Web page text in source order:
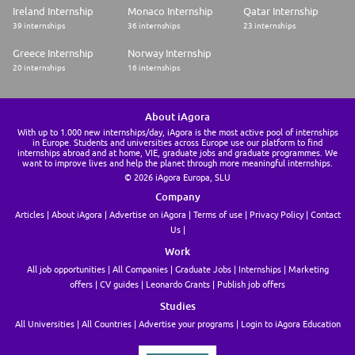
avantages d'un grand groupe. Chez SG, notre succès repose sur l'esprit
d'équipe, la diversité et la complémentarité de nos métiers. Engagés aux
côtés de nos clients et conscients de notre rôle à jouer, nous les
Rejoindre SG, c'est intégrer une équipe de talents, engagés pour leurs
Ireland Internship
39 internships
Monaco Internship
36 internships
Qatar Internship
23 internships
Greece Internship
20 internships
Norway Internship
16 internships
About iAgora
With up to 1.000 new internships/day, iAgora is the most active pool of internships
in Europe. Students and universities across Europe use our platform to find
internships abroad and at home, VIE, graduate jobs and graduate programmes. We
want to improve lives and help the planet through more meaningful internships.
© 2026 iAgora Europa, SLU
Company
Articles About iAgora Advertise on iAgora Terms of use Privacy Policy
Contact
Us
Work
All job opportunities All Companies Graduate Jobs Internships
Marketing
offers
CV guides Leonardo Grants Publish job offers
Studies
All Universities All Countries Advertise your programs Login to iAgora Education